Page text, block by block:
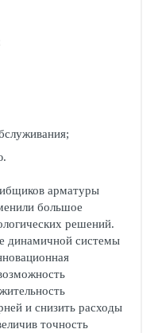
арматуры
большое
решений.
динамичной системы
и снизить расходы
точность